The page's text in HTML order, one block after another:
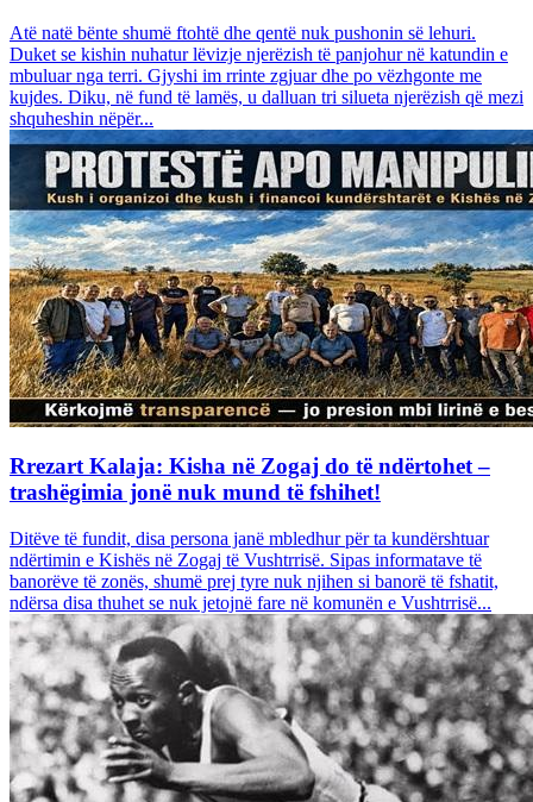
Atë natë bënte shumë ftohtë dhe qentë nuk pushonin së lehuri.
Duket se kishin nuhatur lëvizje njerëzish të panjohur në katundin e
mbuluar nga terri. Gjyshi im rrinte zgjuar dhe po vëzhgonte me
kujdes. Diku, në fund të lamës, u dalluan tri silueta njerëzish që mezi
shquheshin nëpër...
Rrezart Kalaja: Kisha në Zogaj do të ndërtohet –
trashëgimia jonë nuk mund të fshihet!
Ditëve të fundit, disa persona janë mbledhur për ta kundërshtuar
ndërtimin e Kishës në Zogaj të Vushtrrisë. Sipas informatave të
banorëve të zonës, shumë prej tyre nuk njihen si banorë të fshatit,
ndërsa disa thuhet se nuk jetojnë fare në komunën e Vushtrrisë...